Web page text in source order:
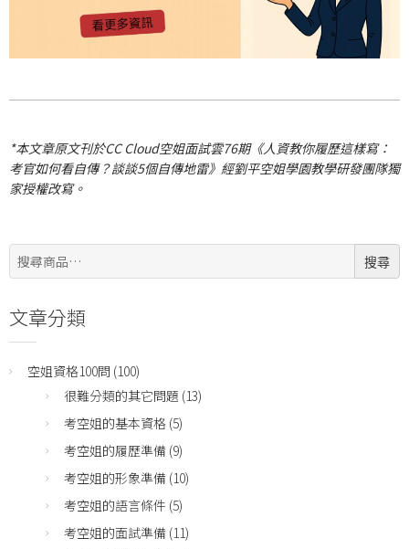
*本文章原文刊於CC Cloud空姐面試雲76期《人資教你履歷這樣寫：
考官如何看自傳？談談5個自傳地雷》經劉平空姐學園教學研發團隊獨
家授權改寫。
搜
尋:
搜尋
文章分類
空姐資格100問 (100)
很難分類的其它問題 (13)
考空姐的基本資格 (5)
考空姐的履歷準備 (9)
考空姐的形象準備 (10)
考空姐的語言條件 (5)
考空姐的面試準備 (11)